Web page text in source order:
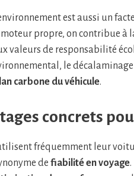
est aussi un
propre, on contribue à
valeurs de responsabilité
le
carbone du véhicule.
concrets
fréquemment leur
de fiabilité en voyage